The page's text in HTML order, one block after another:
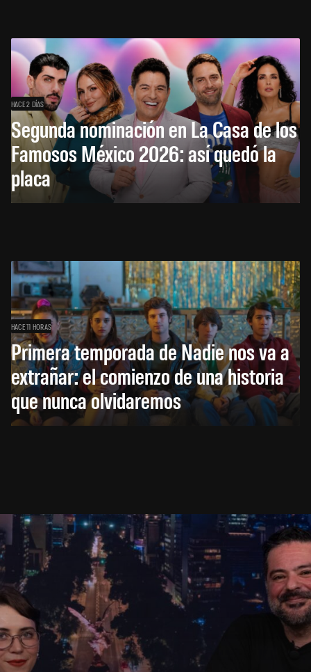
HACE 2 DÍAS
Segunda nominación en La Casa de los
Famosos México 2026: así quedó la
placa
HACE 11 HORAS
Primera temporada de Nadie nos va a
extrañar: el comienzo de una historia
que nunca olvidaremos